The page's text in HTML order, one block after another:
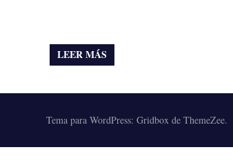
LEER MÁS
Tema para WordPress: Gridbox de ThemeZee.